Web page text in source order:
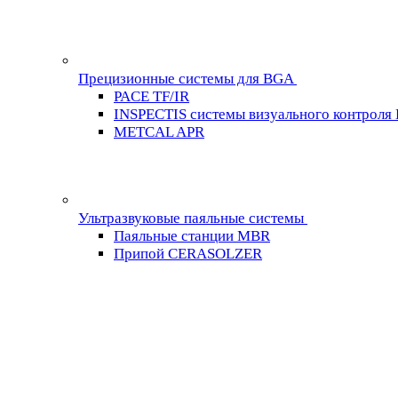
Прецизионные системы для BGA
PACE TF/IR
INSPECTIS системы визуального контроля
METCAL APR
Ультразвуковые паяльные системы
Паяльные станции MBR
Припой CERASOLZER